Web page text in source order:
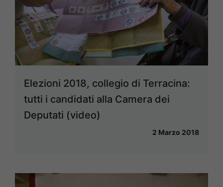
Elezioni 2018, collegio di Terracina:
tutti i candidati alla Camera dei
Deputati (video)
2 Marzo 2018